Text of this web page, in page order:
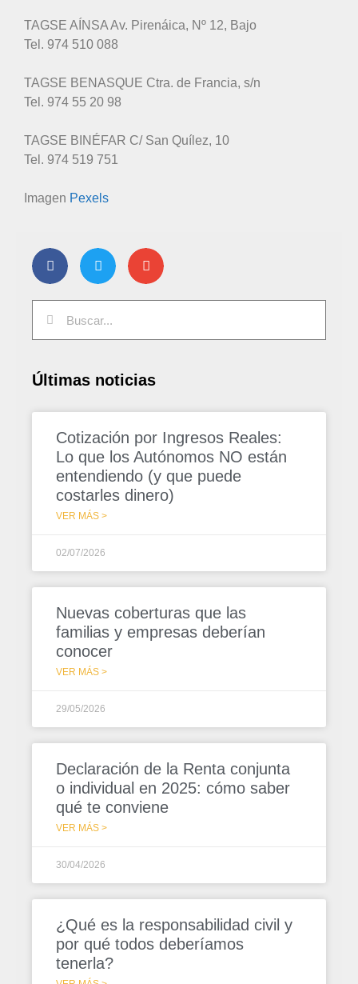
TAGSE AÍNSA Av. Pirenáica, Nº 12, Bajo
Tel. 974 510 088
TAGSE BENASQUE Ctra. de Francia, s/n
Tel. 974 55 20 98
TAGSE BINÉFAR C/ San Quílez, 10
Tel. 974 519 751
Imagen Pexels
Últimas noticias
Cotización por Ingresos Reales:
Lo que los Autónomos NO están
entendiendo (y que puede
costarles dinero)
VER MÁS >
02/07/2026
Nuevas coberturas que las
familias y empresas deberían
conocer
VER MÁS >
29/05/2026
Declaración de la Renta conjunta
o individual en 2025: cómo saber
qué te conviene
VER MÁS >
30/04/2026
¿Qué es la responsabilidad civil y
por qué todos deberíamos
tenerla?